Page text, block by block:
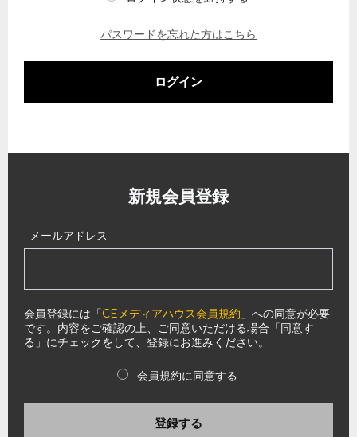
パスワードを忘れた方はこちら
ログイン
新規会員登録
メールアドレス
会員登録には「CEメディアハウス会員規約 」への同意が必要
です。内容をご確認の上、ご同意いただける場合「同意す
る」にチェックをして、登録にお進みください。
会員規約に同意する
登録する